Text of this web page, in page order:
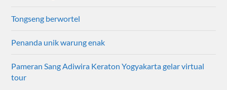
Tongseng berwortel
Penanda unik warung enak
Pameran Sang Adiwira Keraton Yogyakarta gelar virtual
tour